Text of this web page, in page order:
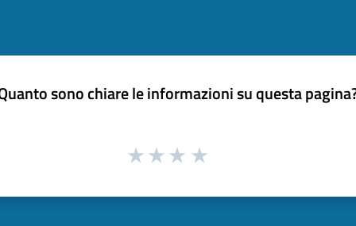
sono chiare le informazioni su questa